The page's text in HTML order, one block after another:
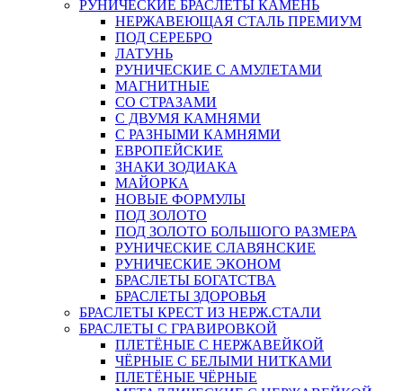
РУНИЧЕСКИЕ БРАСЛЕТЫ КАМЕНЬ
НЕРЖАВЕЮЩАЯ СТАЛЬ ПРЕМИУМ
ПОД СЕРЕБРО
ЛАТУНЬ
РУНИЧЕСКИЕ С АМУЛЕТАМИ
МАГНИТНЫЕ
СО СТРАЗАМИ
С ДВУМЯ КАМНЯМИ
С РАЗНЫМИ КАМНЯМИ
ЕВРОПЕЙСКИЕ
ЗНАКИ ЗОДИАКА
МАЙОРКА
НОВЫЕ ФОРМУЛЫ
ПОД ЗОЛОТО
ПОД ЗОЛОТО БОЛЬШОГО РАЗМЕРА
РУНИЧЕСКИЕ СЛАВЯНСКИЕ
РУНИЧЕСКИЕ ЭКОНОМ
БРАСЛЕТЫ БОГАТСТВА
БРАСЛЕТЫ ЗДОРОВЬЯ
БРАСЛЕТЫ КРЕСТ ИЗ НЕРЖ.СТАЛИ
БРАСЛЕТЫ С ГРАВИРОВКОЙ
ПЛЕТЁНЫЕ С НЕРЖАВЕЙКОЙ
ЧЁРНЫЕ С БЕЛЫМИ НИТКАМИ
ПЛЕТЁНЫЕ ЧЁРНЫЕ